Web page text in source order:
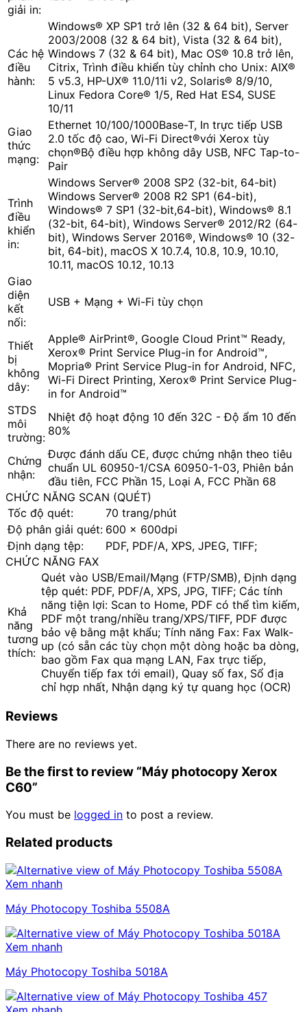
giải in:
Các hệ
điều
hành:
Windows® XP SP1 trở lên (32 & 64 bit), Server
2003/2008 (32 & 64 bit), Vista (32 & 64 bit),
Windows 7 (32 & 64 bit), Mac OS® 10.8 trở lên,
Citrix, Trình điều khiển tùy chỉnh cho Unix: AIX®
5 v5.3, HP-UX® 11.0/11i v2, Solaris® 8/9/10,
Linux Fedora Core® 1/5, Red Hat ES4, SUSE
10/11
Giao
thức
mạng:
Ethernet 10/100/1000Base-T, In trực tiếp USB
2.0 tốc độ cao, Wi-Fi Direct®với Xerox tùy
chọn®Bộ điều hợp không dây USB, NFC Tap-to-
Pair
Trình
điều
khiển
in:
Windows Server® 2008 SP2 (32-bit, 64-bit)
Windows Server® 2008 R2 SP1 (64-bit),
Windows® 7 SP1 (32-bit,64-bit), Windows® 8.1
(32-bit, 64-bit), Windows Server® 2012/R2 (64-
bit), Windows Server 2016®, Windows® 10 (32-
bit, 64-bit), macOS X 10.7.4, 10.8, 10.9, 10.10,
10.11, macOS 10.12, 10.13
Giao
diện
kết
nối:
USB + Mạng + Wi-Fi tùy chọn
Thiết
bị
không
dây:
Apple® AirPrint®, Google Cloud Print™ Ready,
Xerox® Print Service Plug-in for Android™,
Mopria® Print Service Plug-in for Android, NFC,
Wi-Fi Direct Printing, Xerox® Print Service Plug-
in for Android™
STDS
môi
trường:
Nhiệt độ hoạt động 10 đến 32C - Độ ẩm 10 đến
80%
Chứng
nhận:
Được đánh dấu CE, được chứng nhận theo tiêu
chuẩn UL 60950-1/CSA 60950-1-03, Phiên bản
đầu tiên, FCC Phần 15, Loại A, FCC Phần 68
CHỨC NĂNG SCAN (QUÉT)
Tốc độ quét:
70 trang/phút
Độ phân giải quét: 600 x 600dpi
Định dạng tệp:
PDF, PDF/A, XPS, JPEG, TIFF;
CHỨC NĂNG FAX
Khả
năng
tương
thích:
Quét vào USB/Email/Mạng (FTP/SMB), Định dạng
tệp quét: PDF, PDF/A, XPS, JPG, TIFF; Các tính
năng tiện lợi: Scan to Home, PDF có thể tìm kiếm,
PDF một trang/nhiều trang/XPS/TIFF, PDF được
bảo vệ bằng mật khẩu; Tính năng Fax: Fax Walk-
up (có sẵn các tùy chọn một dòng hoặc ba dòng,
bao gồm Fax qua mạng LAN, Fax trực tiếp,
Chuyển tiếp fax tới email), Quay số fax, Sổ địa
chỉ hợp nhất, Nhận dạng ký tự quang học (OCR)
Reviews
There are no reviews yet.
Be the first to review “Máy photocopy Xerox
C60”
You must be logged in to post a review.
Related products
Xem nhanh
Máy Photocopy Toshiba 5508A
Xem nhanh
Máy Photocopy Toshiba 5018A